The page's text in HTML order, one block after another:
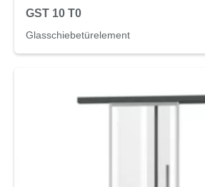
GST 10 T0
Glasschiebetürelement